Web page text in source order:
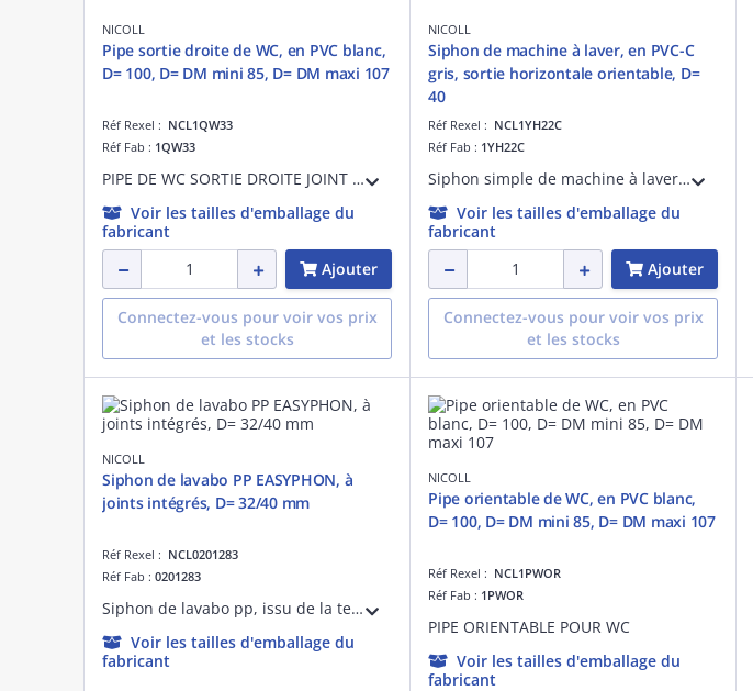
NICOLL
Pipe sortie droite de WC, en PVC blanc,
D= 100, D= DM mini 85, D= DM maxi 107
Réf Rexel : NCL1QW33
Réf Fab : 1QW33
PIPE DE WC SORTIE DROITE JOINT 85/107 D.100
Voir les tailles d'emballage du
fabricant
Ajouter
Connectez-vous pour voir vos prix
et les stocks
NICOLL
Siphon de machine à laver, en PVC-C
gris, sortie horizontale orientable, D=
40
Réf Rexel : NCL1YH22C
Réf Fab : 1YH22C
Siphon simple de machine à laver, en pvc-c gris, sortie horizontale orientable, d= 40 mm, classement m1
Voir les tailles d'emballage du
fabricant
Ajouter
Connectez-vous pour voir vos prix
et les stocks
NICOLL
Siphon de lavabo PP EASYPHON, à
joints intégrés, D= 32/40 mm
Réf Rexel : NCL0201283
Réf Fab : 0201283
Siphon de lavabo pp, issu de la technologie bi-injection easyphon, à joints intégrés, d= 32/40 mm, étanchéité garantie, réglable en hauteur 133/192 mm, garde d'eau 50 mm, marquage nf en 274
Voir les tailles d'emballage du
fabricant
NICOLL
Pipe orientable de WC, en PVC blanc,
D= 100, D= DM mini 85, D= DM maxi 107
Réf Rexel : NCL1PWOR
Réf Fab : 1PWOR
PIPE ORIENTABLE POUR WC
Voir les tailles d'emballage du
fabricant